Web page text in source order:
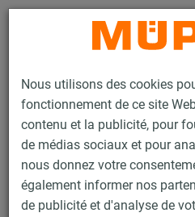
Nous utilisons des cookies
fonctionnement de ce site
contenu et la publicité, pour
de médias sociaux et pour
nous donnez votre
également informer nos
de publicité et d'analyse de
Produits Technique de fixation
Accessoires de montage pour la
Crampon serre-joint